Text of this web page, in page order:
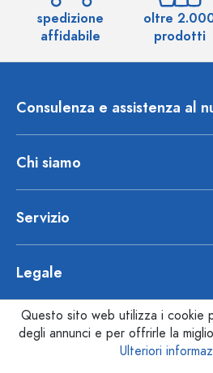
spedizione
affidabile
oltre
prodotti
Consulenza e assistenza al
Chi siamo
Servizio
Legale
Questo sito web utilizza i cookie
degli annunci e per offrirle la
Ulteriori